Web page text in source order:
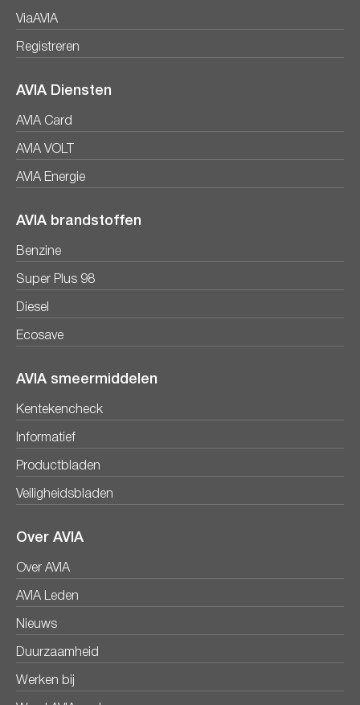
ViaAVIA
Registreren
AVIA Diensten
AVIA Card
AVIA VOLT
AVIA Energie
AVIA brandstoffen
Benzine
Super Plus 98
Diesel
Ecosave
AVIA smeermiddelen
Kentekencheck
Informatief
Productbladen
Veiligheidsbladen
Over AVIA
Over AVIA
AVIA Leden
Nieuws
Duurzaamheid
Werken bij